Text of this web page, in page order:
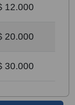
12.000
20.000
30.000